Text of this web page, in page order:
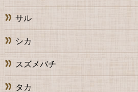
サル
シカ
スズメバチ
タカ